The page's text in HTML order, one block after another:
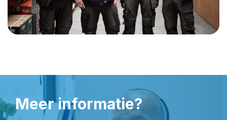
Meer informatie?